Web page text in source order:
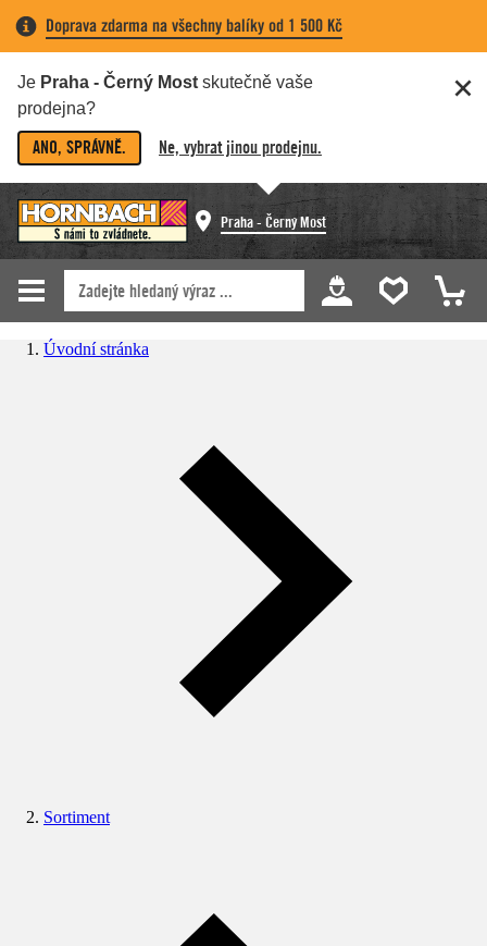
Doprava zdarma na všechny balíky od 1 500 Kč
Je Praha - Černý Most skutečně vaše
prodejna?
ANO, SPRÁVNĚ. Ne, vybrat jinou prodejnu.
Praha - Černý Most
Úvodní stránka
Sortiment